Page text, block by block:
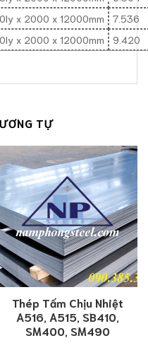
x 2000 x 12000mm
7.536
x 2000 x 12000mm 9.420
TỰ
Thép Tấm Chịu Nhiệt
A516, A515, SB410,
SM400, SM490